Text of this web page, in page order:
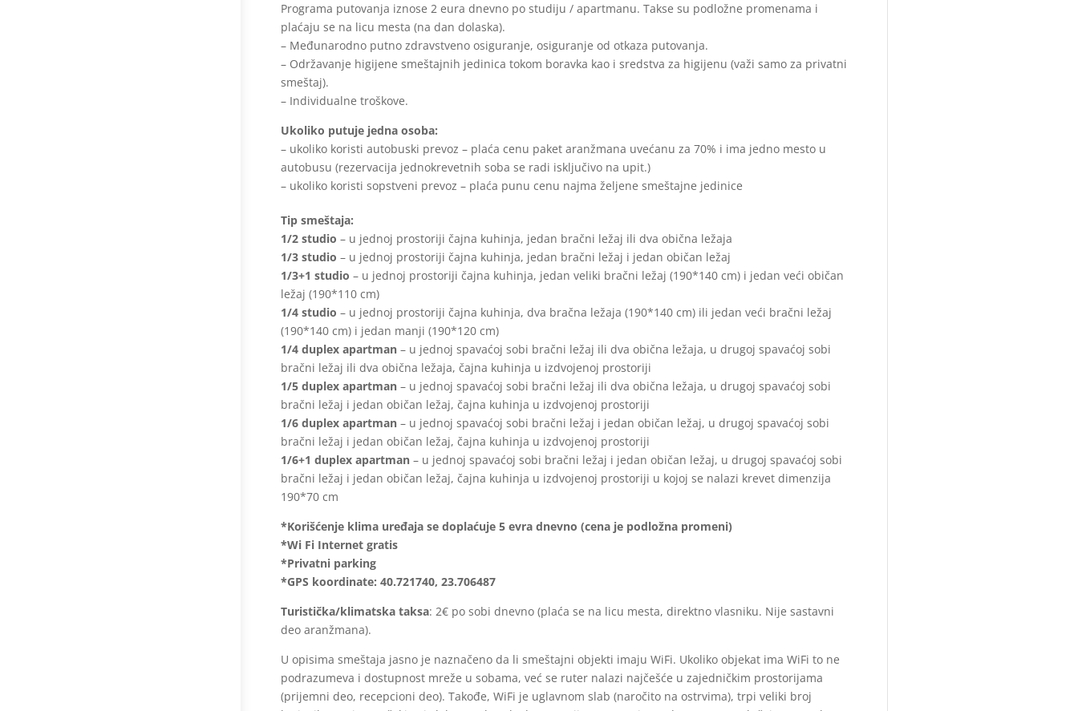
Programa putovanja iznose 2 eura dnevno po studiju / apartmanu. Takse su podložne promenama i
plaćaju se na licu mesta (na dan dolaska).
– Međunarodno putno zdravstveno osiguranje, osiguranje od otkaza putovanja.
– Održavanje higijene smeštajnih jedinica tokom boravka kao i sredstva za higijenu (važi samo za privatni
smeštaj).
– Individualne troškove.
Ukoliko putuje jedna osoba:
– ukoliko koristi autobuski prevoz – plaća cenu paket aranžmana uvećanu za 70% i ima jedno mesto u
autobusu (rezervacija jednokrevetnih soba se radi isključivo na upit.)
– ukoliko koristi sopstveni prevoz – plaća punu cenu najma željene smeštajne jedinice
Tip smeštaja:
1/2 studio – u jednoj prostoriji čajna kuhinja, jedan bračni ležaj ili dva obična ležaja
1/3 studio – u jednoj prostoriji čajna kuhinja, jedan bračni ležaj i jedan običan ležaj
1/3+1 studio – u jednoj prostoriji čajna kuhinja, jedan veliki bračni ležaj (190*140 cm) i jedan veći običan
ležaj (190*110 cm)
1/4 studio – u jednoj prostoriji čajna kuhinja, dva bračna ležaja (190*140 cm) ili jedan veći bračni ležaj
(190*140 cm) i jedan manji (190*120 cm)
1/4 duplex apartman– u jednoj spavaćoj sobi bračni ležaj ili dva obična ležaja, u drugoj spavaćoj sobi
bračni ležaj ili dva obična ležaja, čajna kuhinja u izdvojenoj prostoriji
1/5 duplex apartman– u jednoj spavaćoj sobi bračni ležaj ili dva obična ležaja, u drugoj spavaćoj sobi
bračni ležaj i jedan običan ležaj, čajna kuhinja u izdvojenoj prostoriji
1/6 duplex apartman– u jednoj spavaćoj sobi bračni ležaj i jedan običan ležaj, u drugoj spavaćoj sobi
bračni ležaj i jedan običan ležaj, čajna kuhinja u izdvojenoj prostoriji
1/6+1 duplex apartman– u jednoj spavaćoj sobi bračni ležaj i jedan običan ležaj, u drugoj spavaćoj sobi
bračni ležaj i jedan običan ležaj, čajna kuhinja u izdvojenoj prostoriji u kojoj se nalazi krevet dimenzija
190*70 cm
*Korišćenje klima uređaja se doplaćuje 5 evra dnevno (cena je podložna promeni)
*Wi Fi Internet gratis
*Privatni parking
*GPS koordinate: 40.721740, 23.706487
Turistička/klimatska taksa: 2€ po sobi dnevno (plaća se na licu mesta, direktno vlasniku. Nije sastavni
deo aranžmana).
U opisima smeštaja jasno je naznačeno da li smeštajni objekti imaju WiFi. Ukoliko objekat ima WiFi to ne
podrazumeva i dostupnost mreže u sobama, već se ruter nalazi najčešće u zajedničkim prostorijama
(prijemni deo, recepcioni deo). Takođe, WiFi je uglavnom slab (naročito na ostrvima), trpi veliki broj